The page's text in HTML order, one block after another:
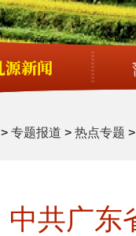
源新闻
> 专题报道 > 热点专题 >
中共广东